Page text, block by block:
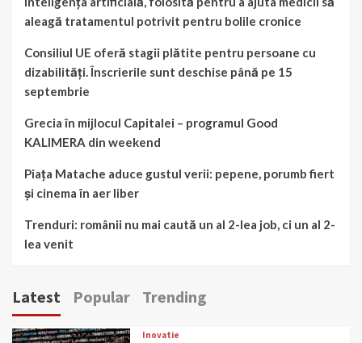
aleagă tratamentul potrivit pentru bolile cronice
Consiliul UE oferă stagii plătite pentru persoane cu
dizabilități. Înscrierile sunt deschise până pe 15
septembrie
Grecia în mijlocul Capitalei – programul Good
KALIMERA din weekend
Piața Matache aduce gustul verii: pepene, porumb fiert
și cinema în aer liber
Trenduri: românii nu mai caută un al 2-lea job, ci un al 2-
lea venit
Latest Popular Trending
Inovatie